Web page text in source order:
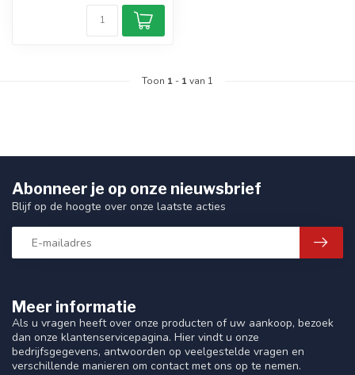
Toon 1 - 1van 1
Meer informatie
Als u vragen heeft over onze producten of uw aankoop, bezoek
dan onze klantenservicepagina. Hier vindt u onze
bedrijfsgegevens, antwoorden op veelgestelde vragen en
verschillende manieren om contact met ons op te nemen.
Abonneer je op onze nieuwsbrief
Blijf op de hoogte over onze laatste acties